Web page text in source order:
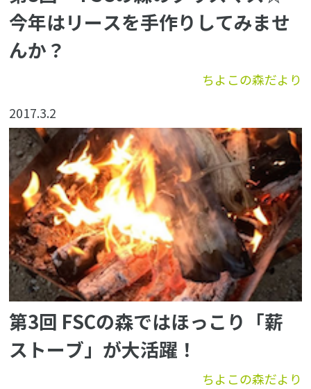
ちよこの森だより
今年はリースを手作りしてみませ
んか？
2017.3.2
ちよこの森だより
第3回 FSCの森ではほっこり「薪
ストーブ」が大活躍！